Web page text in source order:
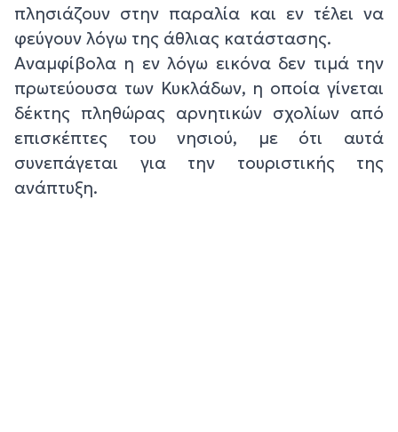
πλησιάζουν στην παραλία και εν τέλει να
φεύγουν λόγω της άθλιας κατάστασης.
Αναμφίβολα η εν λόγω εικόνα δεν τιμά την
πρωτεύουσα των Κυκλάδων, η οποία γίνεται
δέκτης πληθώρας αρνητικών σχολίων από
επισκέπτες του νησιού, με ότι αυτά
συνεπάγεται για την τουριστικής της
ανάπτυξη.